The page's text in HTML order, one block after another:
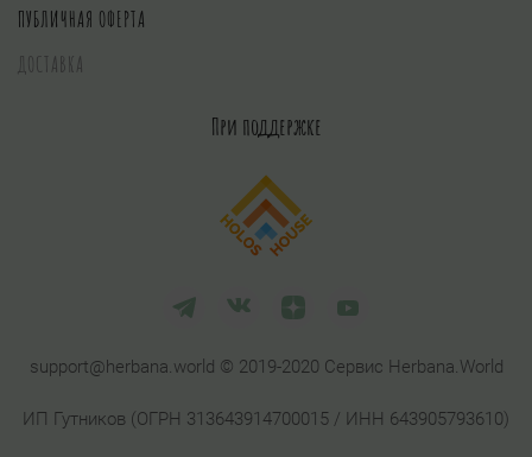
ПУБЛИЧНАЯ ОФЕРТА
ДОСТАВКА
При поддержке
support@herbana.world © 2019-2020 Сервис Herbana.World
ИП Гутников (ОГРН 313643914700015 / ИНН 643905793610)